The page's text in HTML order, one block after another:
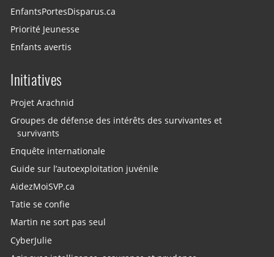
EnfantsPortesDisparus.ca
Priorité Jeunesse
Enfants avertis
Initiatives
Projet Arachnid
Groupes de défense des intérêts des survivantes et
survivants
Enquête internationale
Guide sur l’autoexploitation juvénile
AidezMoiSVP.ca
Tatie se confie
Martin ne sort pas seul
CyberJulie